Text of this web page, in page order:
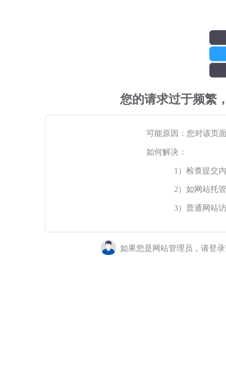
您的请求过于频繁
可能原因：您对该页
如何解决：
1）检查提交
2）如网站托
3）普通网站
如果您是网站管理员，请登